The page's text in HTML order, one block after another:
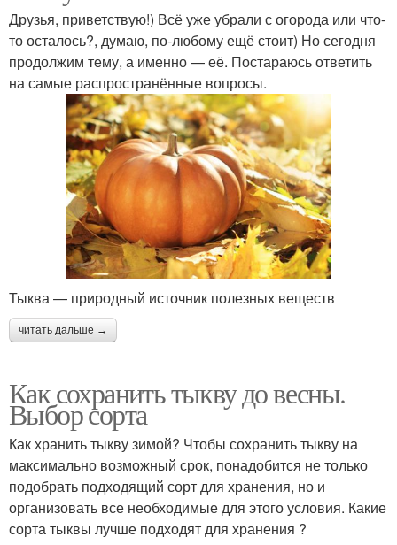
Друзья, приветствую!) Всё уже убрали с огорода или что-
то осталось?, думаю, по-любому ещё стоит) Но сегодня
продолжим тему, а именно — её. Постараюсь ответить
на самые распространённые вопросы.
Тыква — природный источник полезных веществ
читать дальше →
Как сохранить тыкву до весны.
Выбор сорта
Как хранить тыкву зимой? Чтобы сохранить тыкву на
максимально возможный срок, понадобится не только
подобрать подходящий сорт для хранения, но и
организовать все необходимые для этого условия. Какие
сорта тыквы лучше подходят для хранения ?